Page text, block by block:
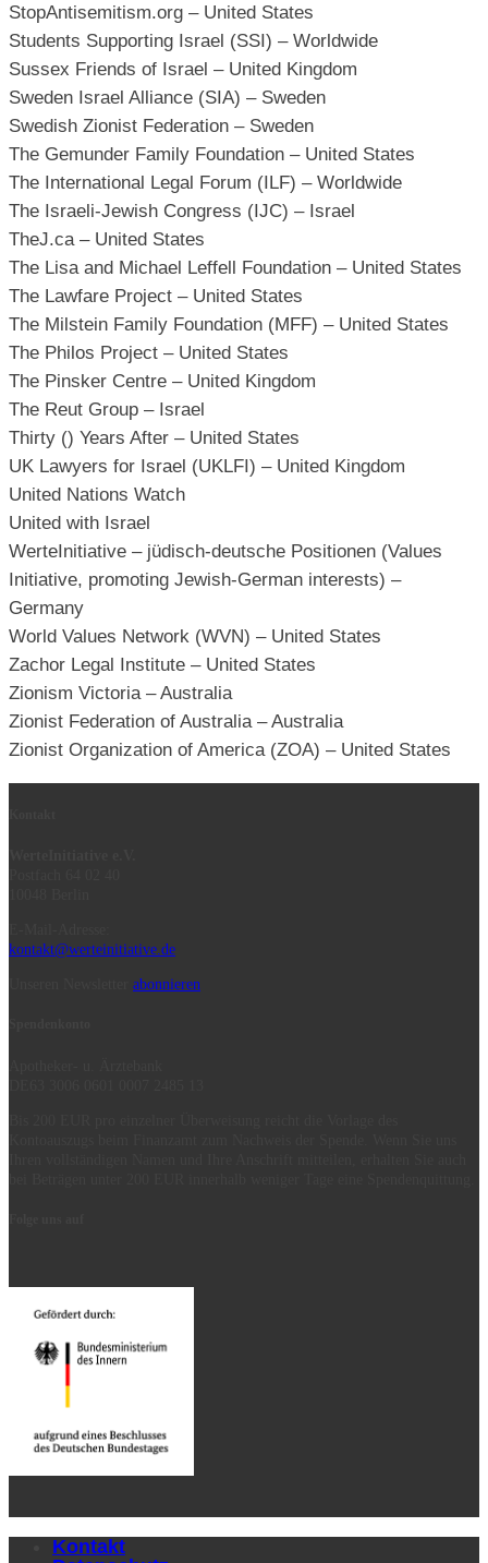
StopAntisemitism.org – United States
Students Supporting Israel (SSI) – Worldwide
Sussex Friends of Israel – United Kingdom
Sweden Israel Alliance (SIA) – Sweden
Swedish Zionist Federation – Sweden
The Gemunder Family Foundation – United States
The International Legal Forum (ILF) – Worldwide
The Israeli-Jewish Congress (IJC) – Israel
TheJ.ca – United States
The Lisa and Michael Leffell Foundation – United States
The Lawfare Project – United States
The Milstein Family Foundation (MFF) – United States
The Philos Project – United States
The Pinsker Centre – United Kingdom
The Reut Group – Israel
Thirty () Years After – United States
UK Lawyers for Israel (UKLFI) – United Kingdom
United Nations Watch
United with Israel
WerteInitiative – jüdisch-deutsche Positionen (Values
Initiative, promoting Jewish-German interests) –
Germany
World Values Network (WVN) – United States
Zachor Legal Institute – United States
Zionism Victoria – Australia
Zionist Federation of Australia – Australia
Zionist Organization of America (ZOA) – United States
kontakt@werteinitiative.de
abonnieren
Kontakt